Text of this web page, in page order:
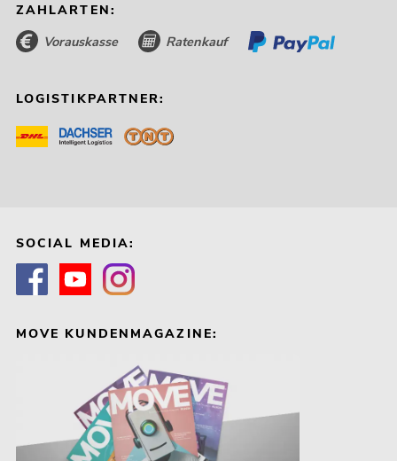
ZAHLARTEN:
Vorauskasse Ratenkauf
LOGISTIKPARTNER:
SOCIAL MEDIA:
MOVE KUNDENMAGAZINE: